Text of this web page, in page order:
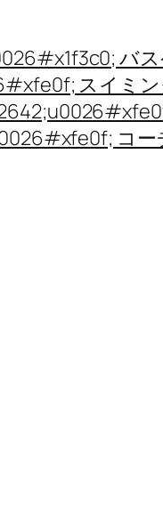
バ
スイミ
コー